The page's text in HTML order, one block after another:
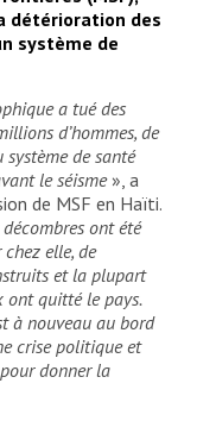
détérioration des
système de
a tué des
d’hommes, de
système de santé
le séisme », a
de MSF en Haïti.
ont été
elle, de
et la plupart
ont quitté le pays.
à nouveau au bord
crise politique et
donner la